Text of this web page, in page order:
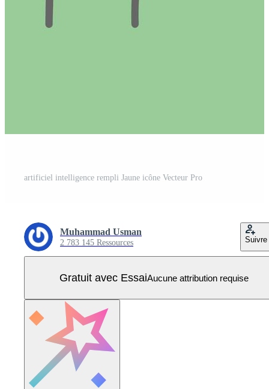
artificiel intelligence rempli Jaune icône Vecteur Pro
Muhammad Usman
2 783 145 Ressources Suivre
Gratuit avec EssaiAucune attribution requise